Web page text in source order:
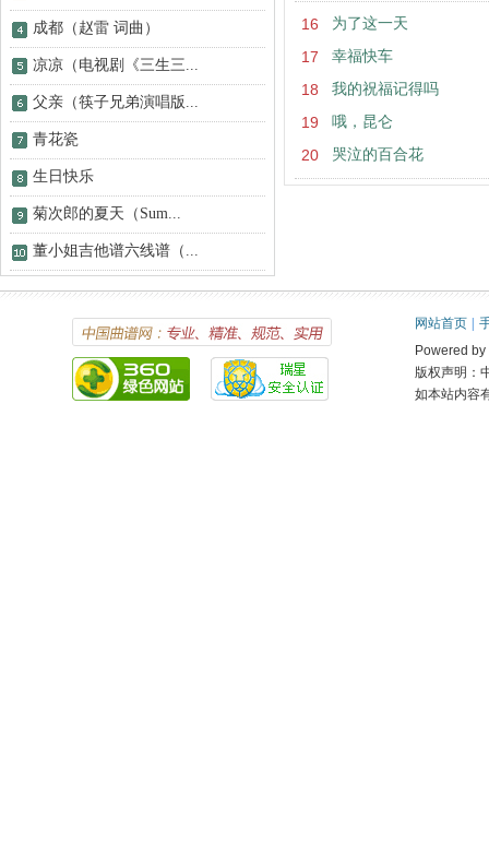
16 为了这一天
17 幸福快车
18 我的祝福记得吗
19 哦，昆仑
20 哭泣的百合花
成都（赵雷 词曲）
凉凉（电视剧《三生三...
父亲（筷子兄弟演唱版...
青花瓷
生日快乐
菊次郎的夏天（Sum...
董小姐吉他谱六线谱（...
网站首页
Powered
版权声明：
如本站内容